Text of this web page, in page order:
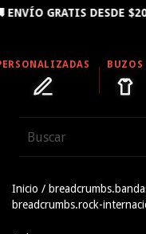
DESDE
BUZOS
Inicio /
breadcrumbs.rock-